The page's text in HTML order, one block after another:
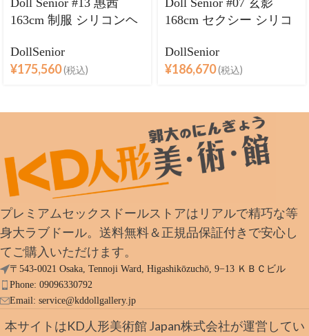
163cm 制服 シリコンヘ
ドール巨乳
DollSenior
¥175,560(税込)
168cm セクシー シリコ
ラブドール良乳
DollSenior
¥186,670(税込)
プレミアムセックスドールストアはリアルで精巧な等
身大ラブドール。送料無料＆正規品保証付きで安心し
てご購入いただけます。
〒543-0021 Osaka, Tennoji Ward, Higashikōzuchō, 9−13 ＫＢＣビル
Phone: 09096330792
Email: service@kddollgallery.jp
本サイトはKD人形美術館 Japan株式会社が運営してい